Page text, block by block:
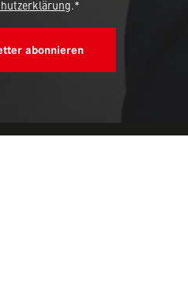
.*
abonnieren